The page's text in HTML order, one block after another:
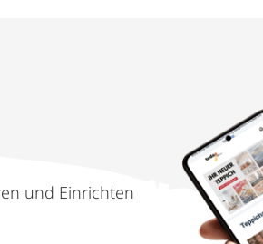
und Einrichten